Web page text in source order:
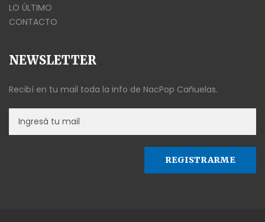
LO ÚLTIMO
CONTACTO
NEWSLETTER
Recibí en tu mail toda la info de NacPop Cañuelas.